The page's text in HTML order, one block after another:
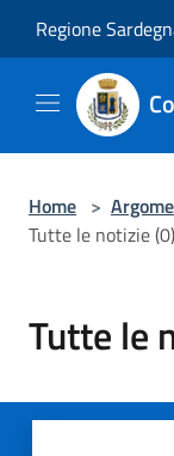
Regione
Home >
Tutte le notizie (0)
Tutte le